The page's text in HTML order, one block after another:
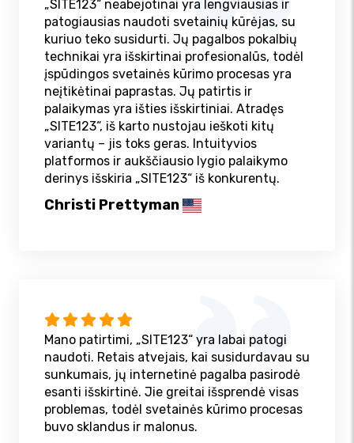
„SITE123“ neabejotinai yra lengviausias ir
patogiausias naudoti svetainių kūrėjas, su
kuriuo teko susidurti. Jų pagalbos pokalbių
technikai yra išskirtinai profesionalūs, todėl
įspūdingos svetainės kūrimo procesas yra
neįtikėtinai paprastas. Jų patirtis ir
palaikymas yra išties išskirtiniai. Atradęs
„SITE123“, iš karto nustojau ieškoti kitų
variantų – jis toks geras. Intuityvios
platformos ir aukščiausio lygio palaikymo
derinys išskiria „SITE123“ iš konkurentų.
Christi Prettyman
Mano patirtimi, „SITE123“ yra labai patogi
naudoti. Retais atvejais, kai susidurdavau su
sunkumais, jų internetinė pagalba pasirodė
esanti išskirtinė. Jie greitai išsprendė visas
problemas, todėl svetainės kūrimo procesas
buvo sklandus ir malonus.